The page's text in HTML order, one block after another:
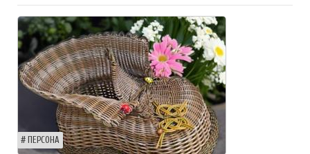
ПЕРСОНА